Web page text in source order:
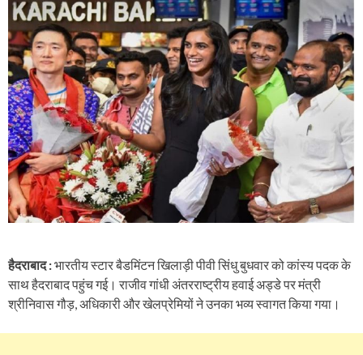
हैदराबाद :भारतीय स्टार बैडमिंटन खिलाड़ी पीवी सिंधु बुधवार को कांस्य पदक के
साथ हैदराबाद पहुंच गई। राजीव गांधी अंतरराष्ट्रीय हवाई अड्डे पर मंत्री
श्रीनिवास गौड़, अधिकारी और खेलप्रेमियों ने उनका भव्य स्वागत किया गया।